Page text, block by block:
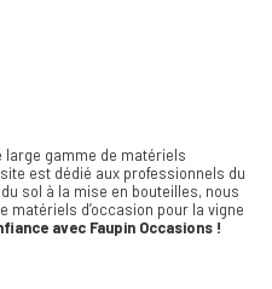
large gamme de matériels
est dédié aux professionnels du
sol à la mise en bouteilles, nous
matériels d’occasion pour la vigne
avec Faupin Occasions !